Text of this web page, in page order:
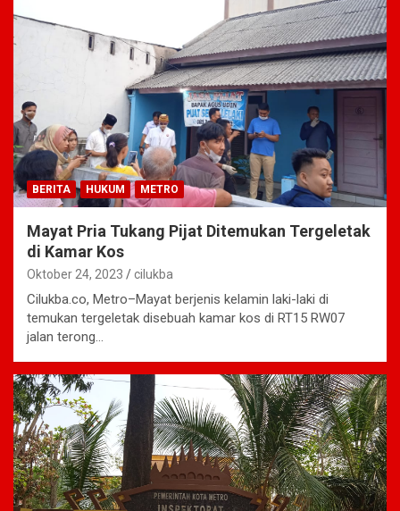
BERITA HUKUM METRO
Mayat Pria Tukang Pijat Ditemukan Tergeletak
di Kamar Kos
Oktober 24, 2023 cilukba
Cilukba.co, Metro–Mayat berjenis kelamin laki-laki di
temukan tergeletak disebuah kamar kos di RT15 RW07
jalan terong…